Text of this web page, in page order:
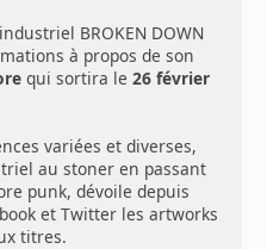
BROKEN DOWN
à propos de son
qui sortira le26 février
variées et diverses,
au stoner en passant
punk, dévoile depuis
et Twitter les artworks
titres.